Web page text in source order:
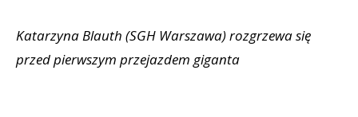
Katarzyna Blauth (SGH Warszawa) rozgrzewa się
przed pierwszym przejazdem giganta